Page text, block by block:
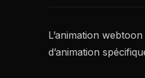
L’animation
d’animation